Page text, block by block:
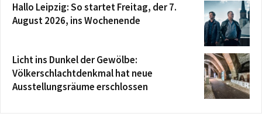
Hallo Leipzig: So startet Freitag, der 7.
August 2026, ins Wochenende
Licht ins Dunkel der Gewölbe:
Völkerschlachtdenkmal hat neue
Ausstellungsräume erschlossen